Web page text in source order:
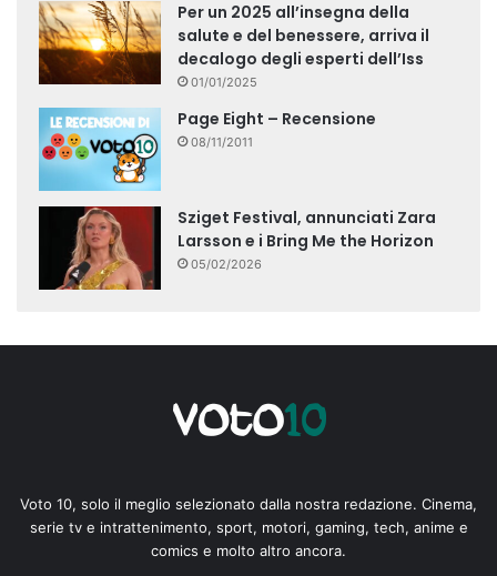
Per un 2025 all’insegna della
salute e del benessere, arriva il
decalogo degli esperti dell’Iss
01/01/2025
Page Eight – Recensione
08/11/2011
Sziget Festival, annunciati Zara
Larsson e i Bring Me the Horizon
05/02/2026
Voto 10, solo il meglio selezionato dalla nostra redazione. Cinema,
serie tv e intrattenimento, sport, motori, gaming, tech, anime e
comics e molto altro ancora.